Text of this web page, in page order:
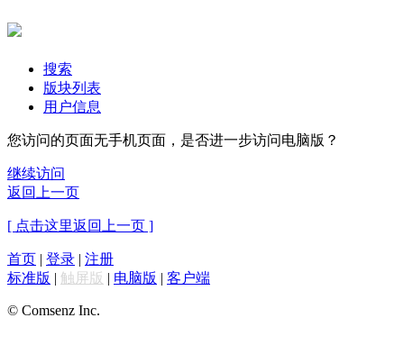
搜索
版块列表
用户信息
您访问的页面无手机页面，是否进一步访问电脑版？
继续访问
返回上一页
[ 点击这里返回上一页 ]
首页 | 登录 | 注册
标准版 | 触屏版 | 电脑版 | 客户端
© Comsenz Inc.